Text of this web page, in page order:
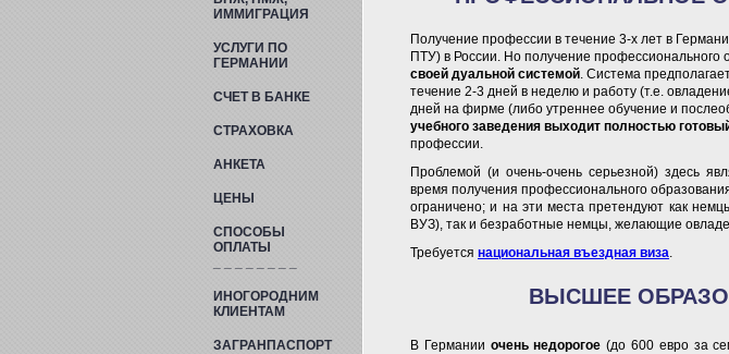
ИММИГРАЦИЯ
УСЛУГИ ПО
ГЕРМАНИИ
СЧЕТ В БАНКЕ
СТРАХОВКА
АНКЕТА
ЦЕНЫ
СПОСОБЫ
ОПЛАТЫ
ИНОГОРОДНИМ
КЛИЕНТАМ
ЗАГРАНПАСПОРТ
Получение профессии в течение 3-х лет в
ПТУ) в России. Но получение профессионального
своей дуальной системой. Система
течение 2-3 дней в неделю и работу (т.е.
дней на фирме (либо утреннее обучение и
учебного заведения выходит полностью
профессии.
Проблемой (и очень-очень серьезной) здесь
время получения профессионального
ограничено; и на эти места претендуют как
ВУЗ), так и безработные немцы, желающие
Требуется национальная въездная виза.
ВЫСШЕЕ
В Германии очень недорогое (до 600 евро за